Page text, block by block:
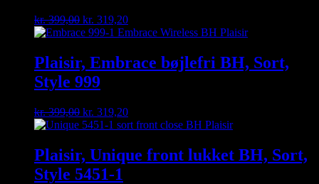
kr.399,00 Original
price
kr. 399,00.
kr. 319,20Current
price
kr. 319,20.
Plaisir, Embrace bøjlefri BH, Sort,
Style 999
kr.399,00 Original
price
kr. 399,00.
kr. 319,20Current
price
kr. 319,20.
Plaisir, Unique front lukket BH, Sort,
Style 5451-1